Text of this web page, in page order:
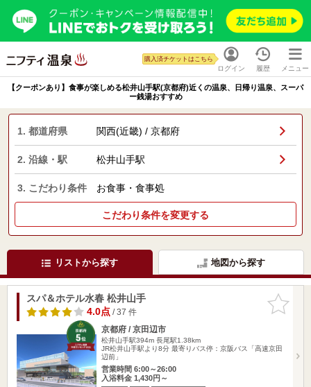
ログイン
購入済チケットはこちら
履歴 メニュー
【クーポンあり】食事が楽しめる松井山手駅(京都府)近くの温泉、日帰り温泉、スーパ
ー銭湯おすすめ
1. 都道府県 関西(近畿) / 京都府
2. 沿線・駅 松井山手駅
3. こだわり条件 お食事・食事処
こだわり条件を変更する
リストから探す 地図から探す
お気に入
りに追加
スパ＆ホテル水春 松井山手
4.0点/ 37 件
京都府 / 京田辺市
松井山手駅394m 長尾駅1.38km
JR松井山手駅より8分 最寄りバス停：京阪バス「高速京田
辺前」
営業時間 6:00～26:00
入浴料金 1,430円～